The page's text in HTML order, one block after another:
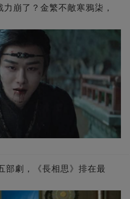
力崩了？金繁不敵寒鴉柒，
部劇，《長相思》排在最